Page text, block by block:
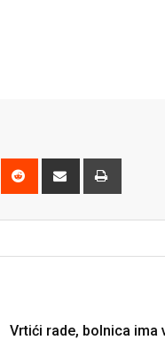
Pinterest Reddit
Share
Vrtići rade, bolnica ima